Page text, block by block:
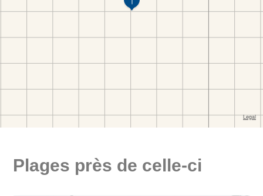
Plages près de celle-ci